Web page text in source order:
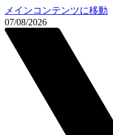
メインコンテンツに移動
07/08/2026